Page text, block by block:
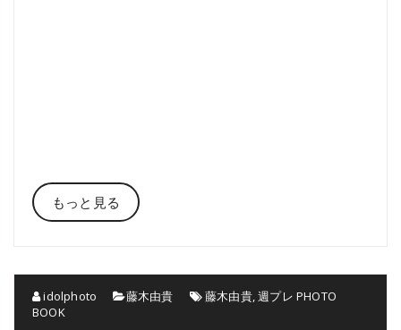
もっと見る
idolphoto 藤木由貴 藤木由貴,週プレ PHOTO
BOOK